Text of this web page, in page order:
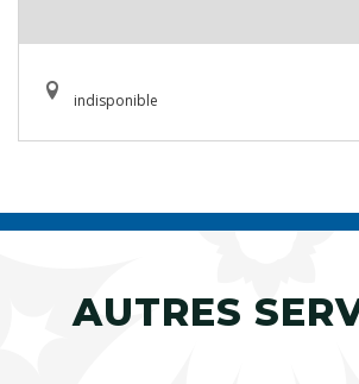
indisponible
AUTRES